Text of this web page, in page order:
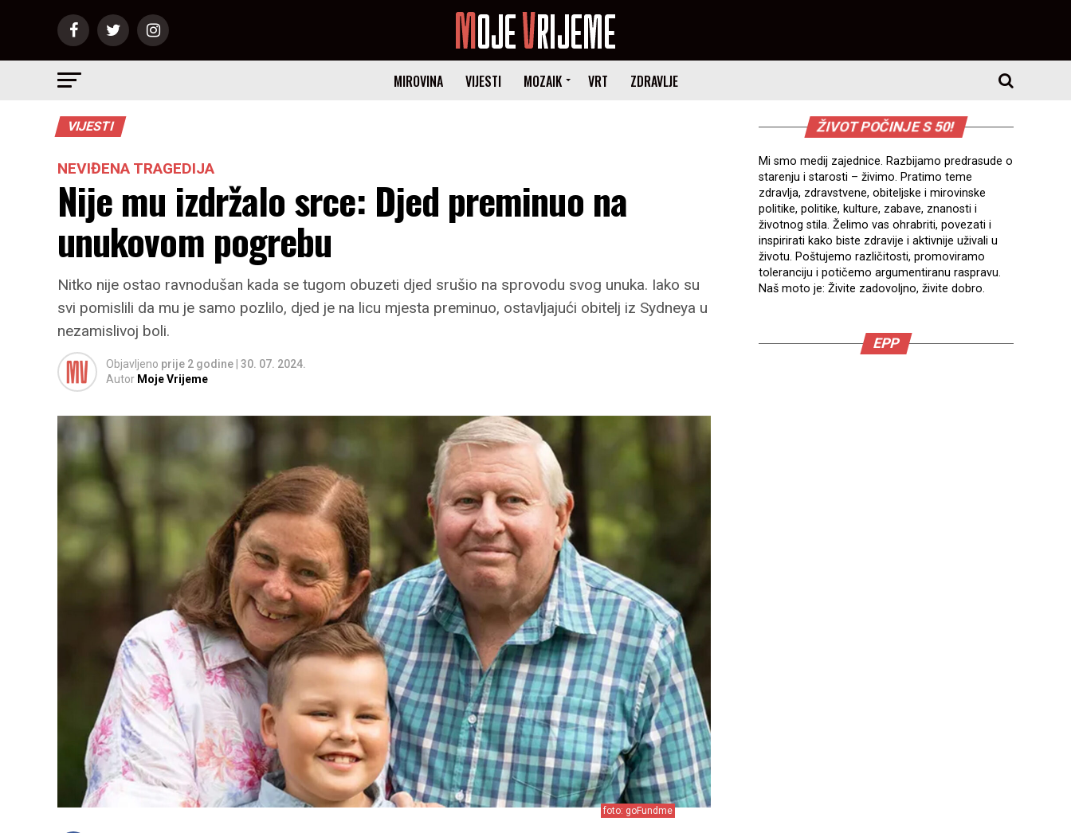
MIROVINA VIJESTI MOZAIK VRT ZDRAVLJE
VIJESTI
NEVIĐENA TRAGEDIJA
Nije mu izdržalo srce: Djed preminuo na
unukovom pogrebu
Nitko nije ostao ravnodušan kada se tugom obuzeti djed srušio na sprovodu svog unuka. Iako su
svi pomislili da mu je samo pozlilo, djed je na licu mjesta preminuo, ostavljajući obitelj iz Sydneya u
nezamislivoj boli.
Objavljeno prije 2 godine 30. 07. 2024.
Autor Moje Vrijeme
foto: goFundme
ŽIVOT POČINJE S 50!
Mi smo medij zajednice. Razbijamo predrasude o
starenju i starosti – živimo. Pratimo teme
zdravlja, zdravstvene, obiteljske i mirovinske
politike, politike, kulture, zabave, znanosti i
životnog stila. Želimo vas ohrabriti, povezati i
inspirirati kako biste zdravije i aktivnije uživali u
životu. Poštujemo različitosti, promoviramo
toleranciju i potičemo argumentiranu raspravu.
Naš moto je: Živite zadovoljno, živite dobro.
EPP